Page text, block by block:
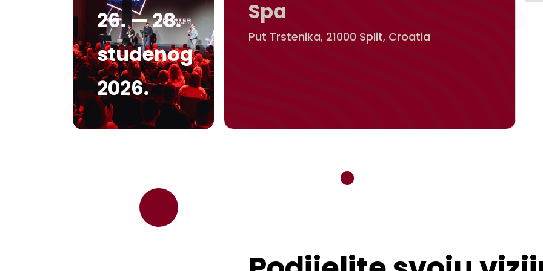
26. — 28.
studenog
2026.
Spa
Put Trstenika, 21000 Split, Croatia